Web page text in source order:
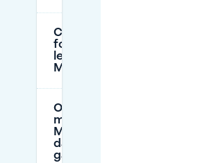
Comment
fonctionne
le P+R
Meerhoven?
Où puis-je
me garer à
Meerhoven
dans un
garage